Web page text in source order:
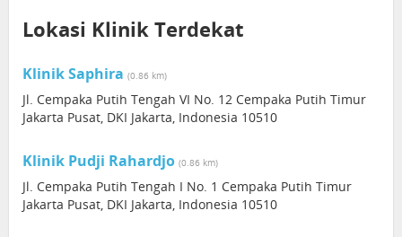
Lokasi Klinik Terdekat
Klinik Saphira (0.86 km)
Jl. Cempaka Putih Tengah VI No. 12 Cempaka Putih Timur
Jakarta Pusat, DKI Jakarta, Indonesia 10510
Klinik Pudji Rahardjo (0.86 km)
Jl. Cempaka Putih Tengah I No. 1 Cempaka Putih Timur
Jakarta Pusat, DKI Jakarta, Indonesia 10510